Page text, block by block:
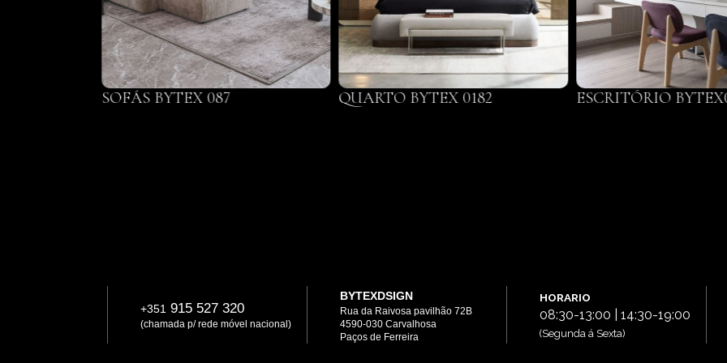
SOFÁS BYTEX 087 QUARTO BYTEX 0182 ESCRITÓRIO
+351 915 527 320
(chamada p/ rede móvel nacional)
BYTEXDSIGN
Rua da Raivosa pavilhão 72B
4590-030 Carvalhosa
Paços de Ferreira
HORARIO
08:30-13:00 | 14:30-19:00
(Segunda á Sexta)